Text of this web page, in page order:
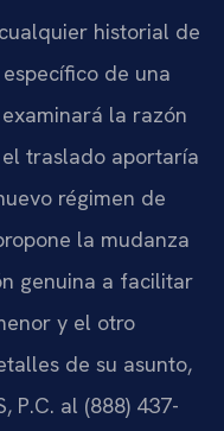
historial de
de una
la razón
traslado aportaría
régimen de
la mudanza
genuina a facilitar
y el otro
de su asunto,
P.C. al (888) 437-